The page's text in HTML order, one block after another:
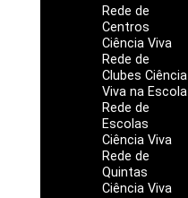
Rede de
Centros
Ciência Viva
Rede de
Clubes Ciência
Viva na Escola
Rede de
Escolas
Ciência Viva
Rede de
Quintas
Ciência Viva